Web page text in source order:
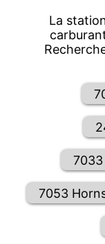
La
7053